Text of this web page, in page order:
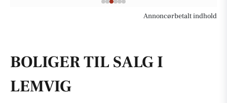
Annoncørbetalt indhold
BOLIGER TIL SALG I
LEMVIG